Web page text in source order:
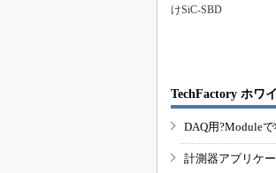
けSiC-SBD
TechFactory ホワ
DAQ用?Module
計測器アプリケ